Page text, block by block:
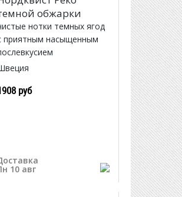
обжарки
нотки темных ягод
приятным насыщенным
руб
10 авг